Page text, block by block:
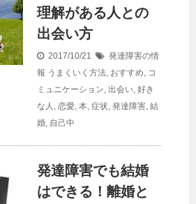
理解がある人との
出会い方
2017/10/21
発達障害の情
報 うまくいく方法, おすすめ, コ
ミュニケーション, 出会い, 好き
な人 , 恋愛, 本, 症状, 発達障害, 結
婚, 自己中
発達障害でも結婚
はできる！離婚と